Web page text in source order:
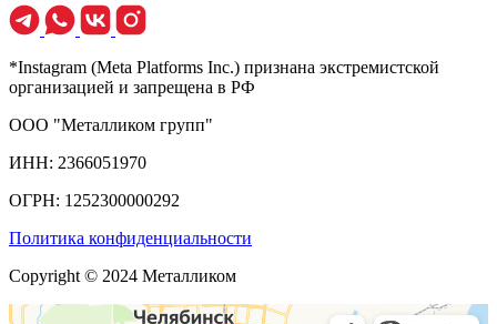
*Instagram (Meta Platforms Inc.) признана экстремистской
организацией и запрещена в РФ
ООО "Металликом групп"
ИНН: 2366051970
ОГРН: 1252300000292
Политика конфиденциальности
Copyright © 2024 Металликом